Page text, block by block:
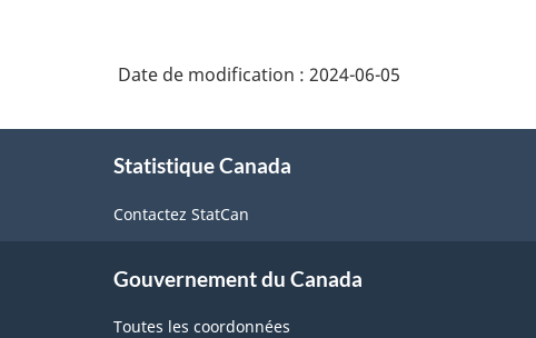
Date de modification : 2024-06-05
Statistique Canada
Contactez StatCan
Gouvernement du Canada
Toutes les coordonnées